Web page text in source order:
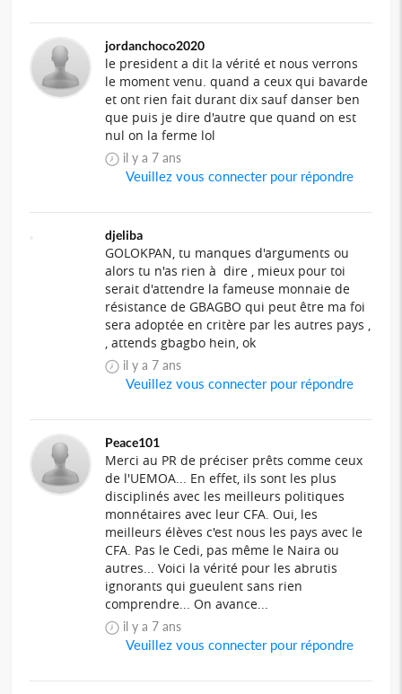
jordanchoco2020
le president a dit la vérité et nous verrons
le moment venu. quand a ceux qui bavarde
et ont rien fait durant dix sauf danser ben
que puis je dire d'autre que quand on est
nul on la ferme lol
il y a 7 ans
Veuillez vous connecter pour répondre
djeliba
GOLOKPAN, tu manques d'arguments ou
alors tu n'as rien à dire , mieux pour toi
serait d'attendre la fameuse monnaie de
résistance de GBAGBO qui peut être ma foi
sera adoptée en critère par les autres pays ,
, attends gbagbo hein, ok
il y a 7 ans
Veuillez vous connecter pour répondre
Peace101
Merci au PR de préciser prêts comme ceux
de l'UEMOA... En effet, ils sont les plus
disciplinés avec les meilleurs politiques
monnétaires avec leur CFA. Oui, les
meilleurs élèves c'est nous les pays avec le
CFA. Pas le Cedi, pas même le Naira ou
autres... Voici la vérité pour les abrutis
ignorants qui gueulent sans rien
comprendre... On avance...
il y a 7 ans
Veuillez vous connecter pour répondre